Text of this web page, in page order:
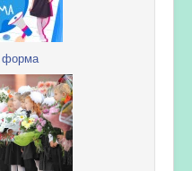
форма